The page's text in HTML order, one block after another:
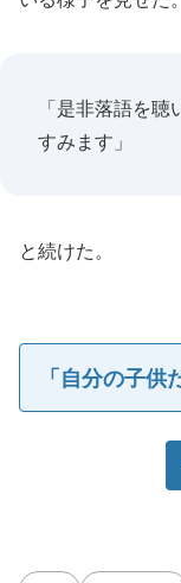
「是非落語を
すみます」
と続けた。
「自分の子供